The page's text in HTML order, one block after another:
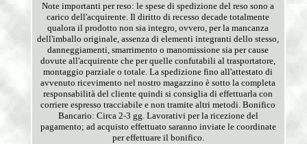
Note importanti per reso: le spese di spedizione del reso sono a
carico dell'acquirente. Il diritto di recesso decade totalmente
qualora il prodotto non sia integro, ovvero, per la mancanza
dell'imballo originale, assenza di elementi integranti dello stesso,
danneggiamenti, smarrimento o manomissione sia per cause
dovute all'acquirente che per quelle confutabili al trasportatore,
montaggio parziale o totale. La spedizione fino all'attestato di
avvenuto ricevimento nel nostro magazzino è sotto la completa
responsabilità del cliente quindi si consiglia di effettuarla con
corriere espresso tracciabile e non tramite altri metodi. Bonifico
Bancario: Circa 2-3 gg. Lavorativi per la ricezione del
pagamento; ad acquisto effettuato saranno inviate le coordinate
per effettuare il bonifico.